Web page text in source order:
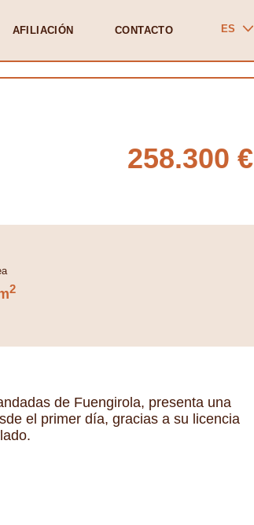
AFILIACIÓN CONTACTO ES
258.300 €
2
de Fuengirola, presenta una
el primer día, gracias a su licencia